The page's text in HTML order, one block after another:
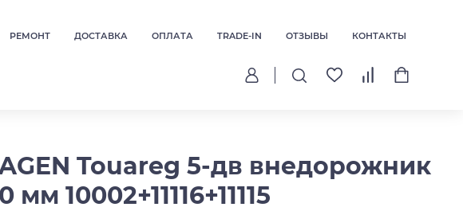
РЕМОНТ ДОСТАВКА ОПЛАТА TRADE-IN ОТЗЫВЫ КОНТАКТЫ
Touareg 5-дв внедорожник
10002+11116+11115